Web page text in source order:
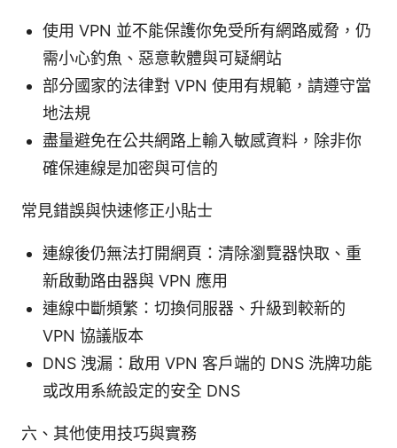
使用 VPN 並不能保護你免受所有網路威脅，仍
需小心釣魚、惡意軟體與可疑網站
部分國家的法律對 VPN 使用有規範，請遵守當
地法規
盡量避免在公共網路上輸入敏感資料，除非你
確保連線是加密與可信的
常見錯誤與快速修正小貼士
連線後仍無法打開網頁：清除瀏覽器快取、重
新啟動路由器與 VPN 應用
連線中斷頻繁：切換伺服器、升級到較新的
VPN 協議版本
DNS 洩漏：啟用 VPN 客戶端的 DNS 洗牌功能
或改用系統設定的安全 DNS
六、其他使用技巧與實務